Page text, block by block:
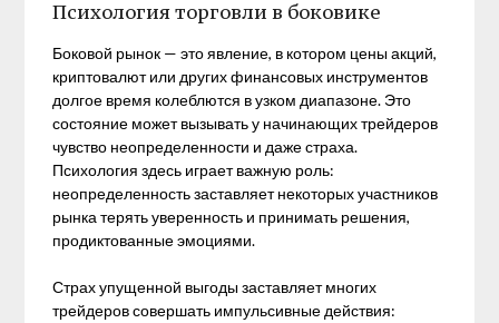
Психология торговли в боковике
Боковой рынок — это явление, в котором цены акций,
криптовалют или других финансовых инструментов
долгое время колеблются в узком диапазоне. Это
состояние может вызывать у начинающих трейдеров
чувство неопределенности и даже страха.
Психология здесь играет важную роль:
неопределенность заставляет некоторых участников
рынка терять уверенность и принимать решения,
продиктованные эмоциями.
Страх упущенной выгоды заставляет многих
трейдеров совершать импульсивные действия: